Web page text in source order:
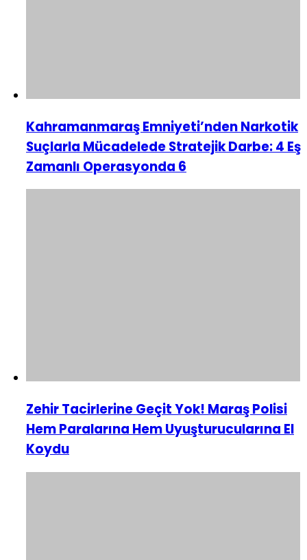
Kahramanmaraş Emniyeti’nden Narkotik
Suçlarla Mücadelede Stratejik Darbe: 4 Eş
Zamanlı Operasyonda 6
Zehir Tacirlerine Geçit Yok! Maraş Polisi
Hem Paralarına Hem Uyuşturucularına El
Koydu